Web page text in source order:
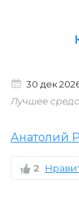
30 дек
Лучшее
Анатолий
2